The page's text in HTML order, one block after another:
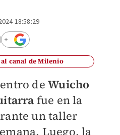
18:58:29
canal de Milenio
deWuicho
fue en la
un taller
Luego, la